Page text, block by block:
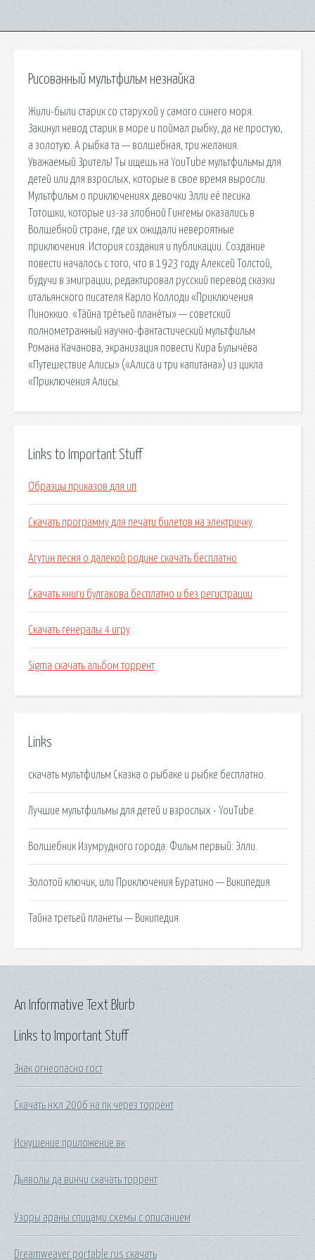
Рисованный мультфильм незнайка
Жили-были старик со старухой у самого синего моря.
Закинул невод старик в море и поймал рыбку, да не простую,
а золотую. А рыбка та — волшебная, три желания.
Уважаемый Зритель! Ты ищешь на YouTube мультфильмы для
детей или для взрослых, которые в свое время выросли.
Мультфильм о приключениях девочки Элли её песика
Тотошки, которые из-за злобной Гингемы оказались в
Волшебной стране, где их ожидали невероятные
приключения. История создания и публикации. Создание
повести началось с того, что в 1923 году Алексей Толстой,
будучи в эмиграции, редактировал русский перевод сказки
итальянского писателя Карло Коллоди «Приключения
Пиноккио. «Та́йна тре́тьей плане́ты» — советский
полнометражный научно-фантастический мультфильм
Романа Качанова, экранизация повести Кира Булычёва
«Путешествие Алисы» («Алиса и три капитана») из цикла
«Приключения Алисы.
Links to Important Stuff
Образцы приказов для ип
Скачать программу для печати билетов на электричку
Агутин песня о далекой родине скачать бесплатно
Скачать книги булгакова бесплатно и без регистрации
Скачать генералы 4 игру
Sigma скачать альбом торрент
Links
скачать мультфильм Сказка о рыбаке и рыбке бесплатно.
Лучшие мультфильмы для детей и взрослых - YouTube.
Волшебник Изумрудного города. Фильм первый: Элли.
Золотой ключик, или Приключения Буратино — Википедия.
Тайна третьей планеты — Википедия.
Links to Important Stuff
Знак огнеопасно гост
Скачать нхл 2006 на пк через торрент
Искушение приложение вк
Дьяволы да винчи скачать торрент
Узоры араны спицами схемы с описанием
Dreamweaver portable rus скачать
An Informative Text Blurb